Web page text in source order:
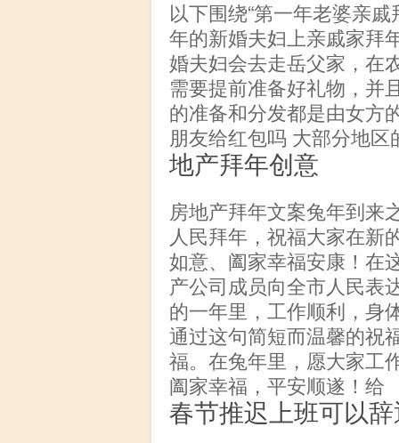
以下围绕“第一年老婆亲
年的新婚夫妇上亲戚家拜
婚夫妇会去走岳父家，在
需要提前准备好礼物，并
的准备和分发都是由女方
朋友给红包吗 大部分地区
地产拜年创意
房地产拜年文案兔年到来
人民拜年，祝福大家在新
如意、阖家幸福安康！在
产公司成员向全市人民表
的一年里，工作顺利，身
通过这句简短而温馨的祝
福。在兔年里，愿大家工
阖家幸福，平安顺遂！给
春节推迟上班可以